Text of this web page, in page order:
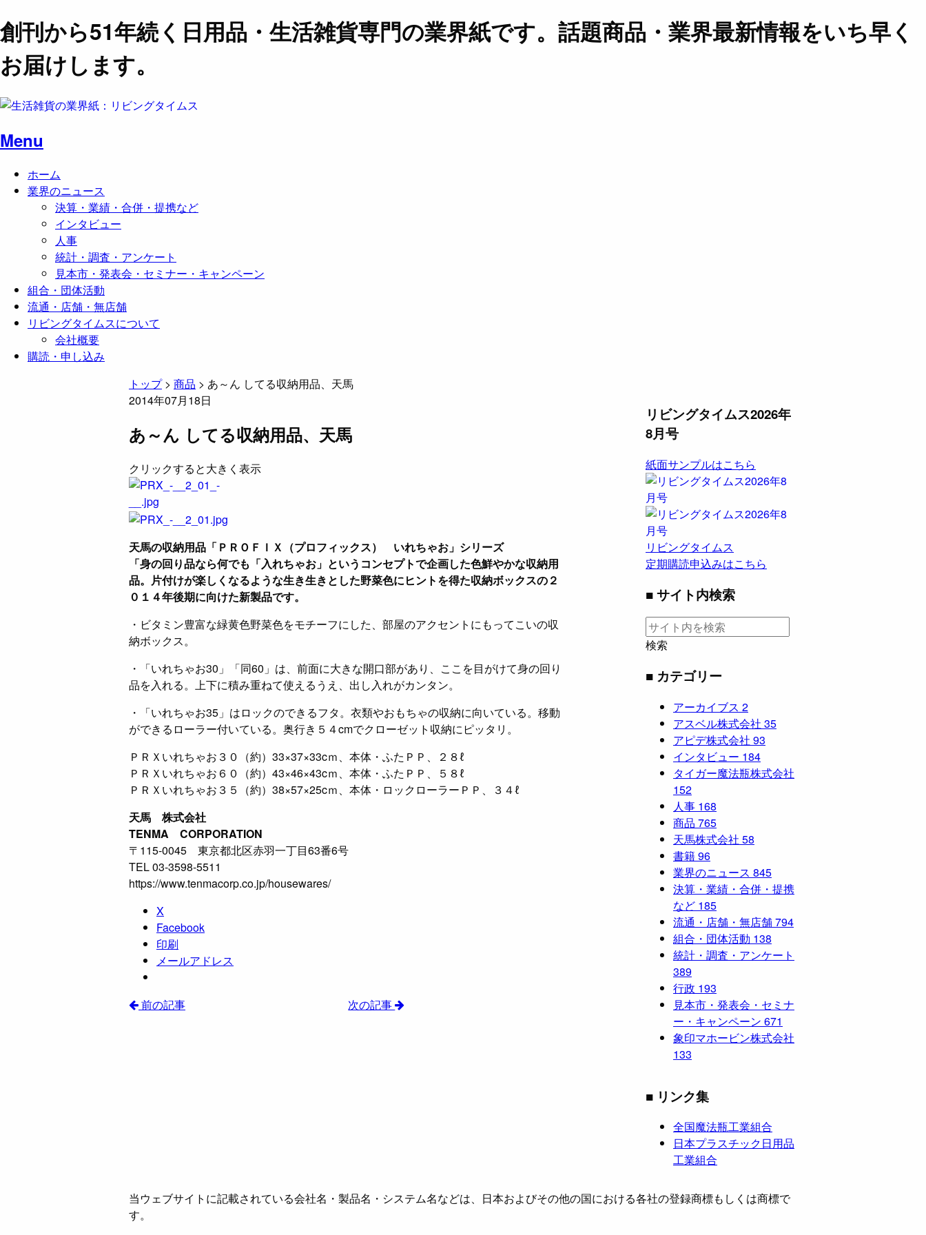
創刊から51年続く日用品・生活雑貨専門の業界紙です。話題商品・業界最新情報をいち早く
お届けします。
Menu
ホーム
業界のニュース
決算・業績・合併・提携など
インタビュー
人事
統計・調査・アンケート
見本市・発表会・セミナー・キャンペーン
組合・団体活動
流通・店舗・無店舗
リビングタイムスについて
会社概要
購読・申し込み
トップ> 商品 > あ～ん してる収納用品、天馬
2014年07月18日
あ～ん してる収納用品、天馬
クリックすると大きく表示
天馬の収納用品「ＰＲＯＦＩＸ（プロフィックス） いれちゃお」シリーズ
「身の回り品なら何でも「入れちゃお」というコンセプトで企画した色鮮やかな収納用
品。片付けが楽しくなるような生き生きとした野菜色にヒントを得た収納ボックスの２
０１４年後期に向けた新製品です。
・ビタミン豊富な緑黄色野菜色をモチーフにした、部屋のアクセントにもってこいの収
納ボックス。
・「いれちゃお30」「同60」は、前面に大きな開口部があり、ここを目がけて身の回り
品を入れる。上下に積み重ねて使えるうえ、出し入れがカンタン。
・「いれちゃお35」はロックのできるフタ。衣類やおもちゃの収納に向いている。移動
ができるローラー付いている。奥行き５４cmでクローゼット収納にピッタリ。
ＰＲＸいれちゃお３０（約）33×37×33cｍ、本体・ふたＰＰ、２８ℓ
ＰＲＸいれちゃお６０（約）43×46×43cｍ、本体・ふたＰＰ、５８ℓ
ＰＲＸいれちゃお３５（約）38×57×25cｍ、本体・ロックローラーＰＰ、３４ℓ
天馬 株式会社
TENMA CORPORATION
〒115-0045 東京都北区赤羽一丁目63番6号
TEL 03-3598-5511
https://www.tenmacorp.co.jp/housewares/
X
Facebook
印刷
メールアドレス
前の記事 次の記事
リビングタイムス2026年
8月号
紙面サンプルはこちら
リビングタイムス
定期購読申込みはこちら
■ サイト内検索
検索
■ カテゴリー
アーカイブス 2
アスベル株式会社 35
アピデ株式会社 93
インタビュー 184
タイガー魔法瓶株式会社
152
人事 168
商品 765
天馬株式会社 58
書籍96
業界のニュース 845
決算・業績・合併・提携
など 185
流通・店舗・無店舗794
組合・団体活動 138
統計・調査・アンケート
389
行政 193
見本市・発表会・セミナ
ー・キャンペーン 671
象印マホービン株式会社
133
■ リンク集
全国魔法瓶工業組合
日本プラスチック日用品
工業組合
当ウェブサイトに記載されている会社名・製品名・システム名などは、日本およびその他の国における各社の登録商標もしくは商標で
す。